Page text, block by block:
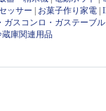
ッサー お菓子作り家電 |
ガスコンロ・ガステーブル
蔵庫関連用品